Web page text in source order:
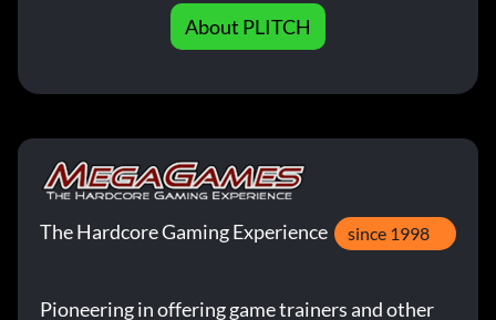
About PLITCH
The Hardcore Gaming Experience since 1998
Pioneering in offering game trainers and other